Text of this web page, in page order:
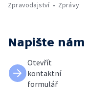
Zpravodajství
Zprávy
Napište nám
Otevřít
kontaktní
formulář